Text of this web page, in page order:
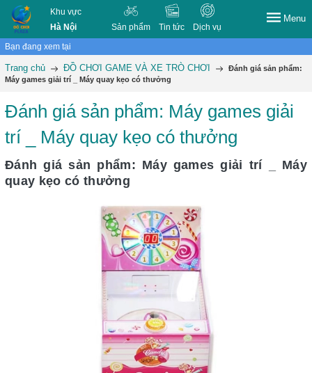
Khu vực
Hà Nội
Sản phẩm Tin tức Dịch vụ
Menu
Bạn đang xem tại
Trang chủ ĐỒ CHƠI GAME VÀ XE TRÒ CHƠI
Đánh giá sản phẩm:
Máy games giải trí _ Máy quay kẹo có thưởng
Đánh giá sản phẩm: Máy games giải
trí _ Máy quay kẹo có thưởng
Đánh giá sản phẩm: Máy games giải trí _ Máy
quay kẹo có thưởng